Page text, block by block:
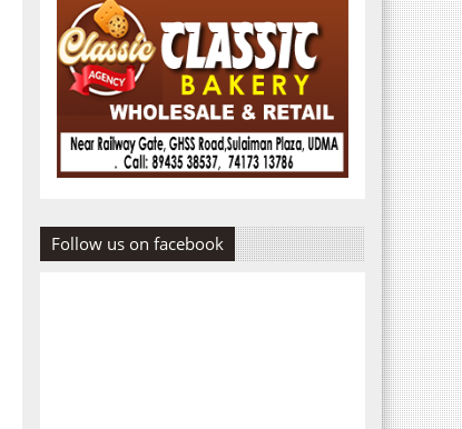
Follow us on facebook